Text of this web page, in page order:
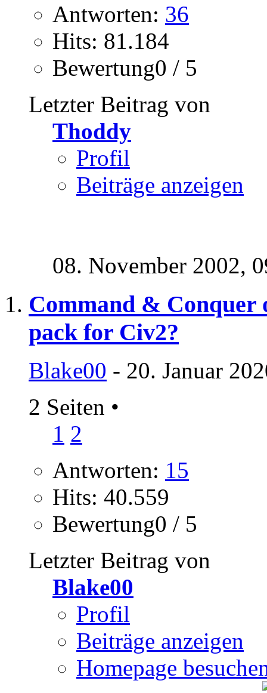
Antworten: 36
Hits: 81.184
Bewertung0 / 5
Letzter Beitrag von
Thoddy
Profil
Beiträge anzeigen
08. November 2002,
Command & Conquer
pack for Civ2?
Blake00 - 20. Januar
2 Seiten •
1 2
Antworten: 15
Hits: 40.559
Bewertung0 / 5
Letzter Beitrag von
Blake00
Profil
Beiträge anzeigen
Homepage